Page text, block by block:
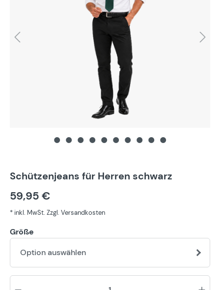
Schützenjeans für Herren schwarz
59,95 €
* inkl. MwSt. Zzgl. Versandkosten
Größe
Option auswählen